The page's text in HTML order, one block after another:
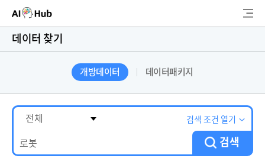
AI-Hub
AI 데이터찾기
AI 허브소개
색
데이터 찾기
개방데이터 데이터패키지
검색 조건 열기
검색